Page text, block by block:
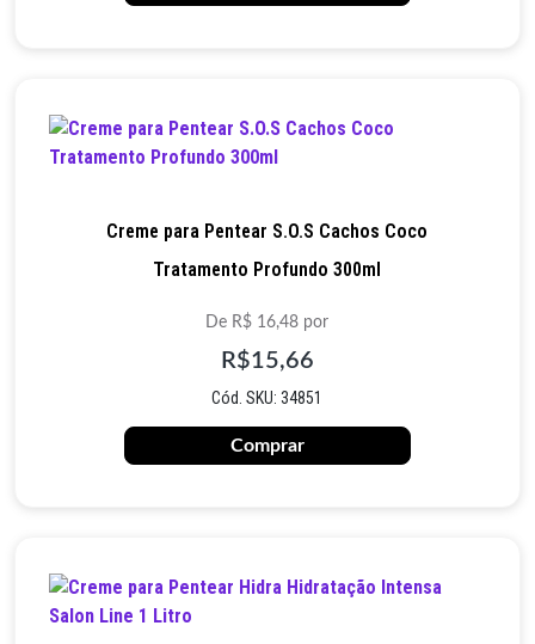
Creme para Pentear S.O.S Cachos Coco
Tratamento Profundo 300ml
De R$ 16,48 por
R$15,66
Cód. SKU: 34851
Comprar